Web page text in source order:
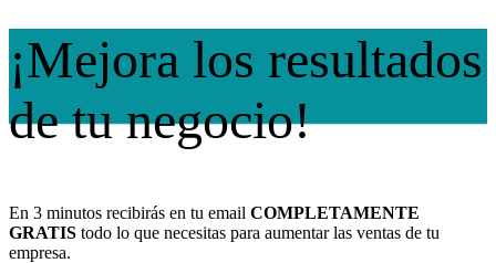
¡Mejora los resultados
de tu negocio!
En 3 minutos recibirás en tu email COMPLETAMENTE
GRATIS todo lo que necesitas para aumentar las ventas de tu
empresa.